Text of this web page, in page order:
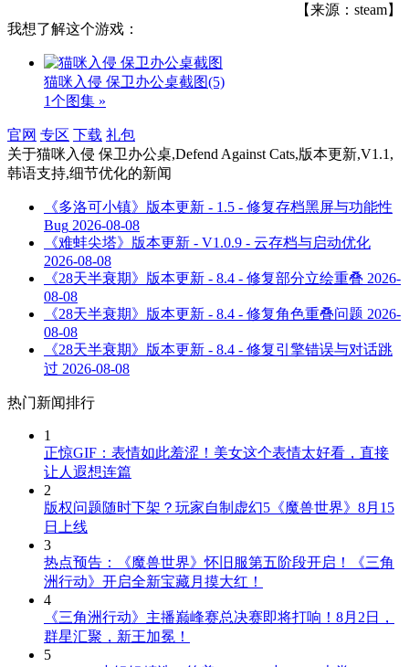
【来源：steam】
我想了解这个游戏：
猫咪入侵 保卫办公桌截图(5)
1个图集 »
官网 专区 下载 礼包
关于猫咪入侵 保卫办公桌,Defend Against Cats,版本更新,V1.1,
韩语支持,细节优化的新闻
《多洛可小镇》版本更新 - 1.5 - 修复存档黑屏与功能性
Bug 2026-08-08
《难蚌尖塔》版本更新 - V1.0.9 - 云存档与启动优化
2026-08-08
《28天半衰期》版本更新 - 8.4 - 修复部分立绘重叠 2026-
08-08
《28天半衰期》版本更新 - 8.4 - 修复角色重叠问题 2026-
08-08
《28天半衰期》版本更新 - 8.4 - 修复引擎错误与对话跳
过 2026-08-08
热门新闻排行
1
正惊GIF：表情如此羞涩！美女这个表情太好看，直接
让人遐想连篇
2
版权问题随时下架？玩家自制虚幻5《魔兽世界》8月15
日上线
3
热点预告：《魔兽世界》怀旧服第五阶段开启！《三角
洲行动》开启全新宝藏月摸大红！
4
《三角洲行动》主播巅峰赛总决赛即将打响！8月2日，
群星汇聚，新王加冕！
5